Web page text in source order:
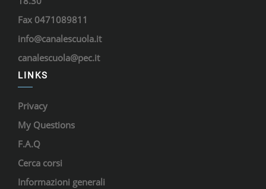
Fax 0471089811
info@canalescuola.it
canalescuola@pec.it
LINKS
Privacy
My Questions
F.A.Q
Cerca corsi
Informazioni generali